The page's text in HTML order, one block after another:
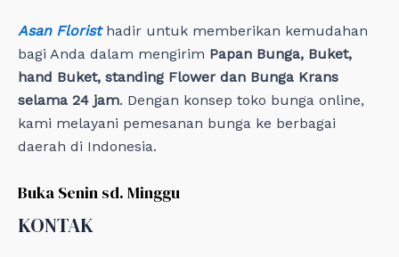
Asan Floristhadir untuk memberikan kemudahan
bagi Anda dalam mengirim Papan Bunga, Buket,
hand Buket, standing Flower dan Bunga Krans
selama 24 jam. Dengan konsep toko bunga online,
kami melayani pemesanan bunga ke berbagai
daerah di Indonesia.
Buka Senin sd. Minggu
KONTAK